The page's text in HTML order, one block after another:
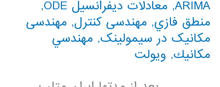
ARIMA
, معادلات دیفرانسیل ODE
,
منطق فازي, مهندسی کنترل, مهندسی
مکانیک در سیمولینک, مهندسي
مكانيك, ویولت